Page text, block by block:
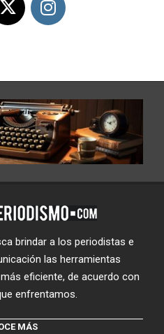
brindar a los periodistas e
las herramientas
eficiente, de acuerdo con
enfrentamos.
MÁS